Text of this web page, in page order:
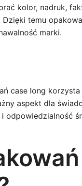
kolor, nadruk,
temu
marki.
case long
aspekt dla
odpowiedzialność